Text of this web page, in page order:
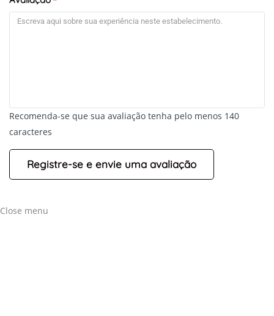
Recomenda-se que sua avaliação tenha pelo menos 140
caracteres
Close menu